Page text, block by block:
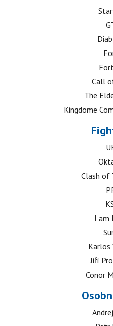
Call
The
Kingdome
Clash of
I am
Karlos
Jiří
Conor